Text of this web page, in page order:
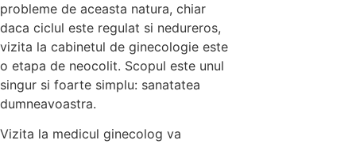
probleme de aceasta natura, chiar
daca ciclul este regulat si nedureros,
vizita la cabinetul de ginecologie este
o etapa de neocolit. Scopul este unul
singur si foarte simplu: sanatatea
dumneavoastra.
Vizita la medicul ginecolog va